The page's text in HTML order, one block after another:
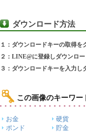
ダウンロード方法
１：ダウンロードキーの取得を
２：LINE@に登録しダウンロ
３：ダウンロードキーを入力し
この画像のキーワー
お金 硬貨
ポンド
貯金